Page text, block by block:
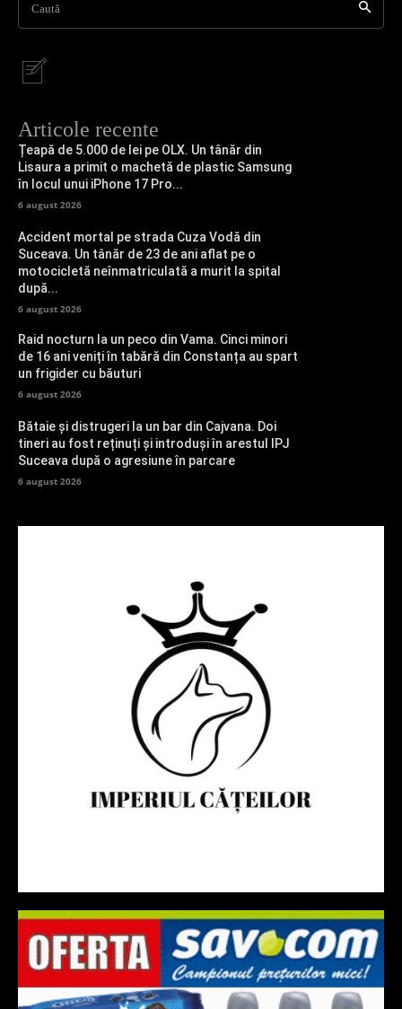
Caută
Articole recente
Țeapă de 5.000 de lei pe OLX. Un tânăr din
Lisaura a primit o machetă de plastic Samsung
în locul unui iPhone 17 Pro...
6 august 2026
Accident mortal pe strada Cuza Vodă din
Suceava. Un tânăr de 23 de ani aflat pe o
motocicletă neînmatriculată a murit la spital
după...
6 august 2026
Raid nocturn la un peco din Vama. Cinci minori
de 16 ani veniți în tabără din Constanța au spart
un frigider cu băuturi
6 august 2026
Bătaie și distrugeri la un bar din Cajvana. Doi
tineri au fost reținuți și introduși în arestul IPJ
Suceava după o agresiune în parcare
6 august 2026